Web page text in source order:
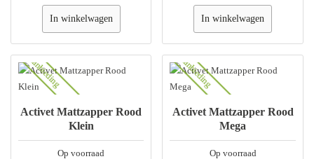
In winkelwagen In winkelwagen
Aanbieding
Op voorraad
Activet Mattzapper Rood
Klein
Aanbieding
Op voorraad
Activet Mattzapper Rood
Mega